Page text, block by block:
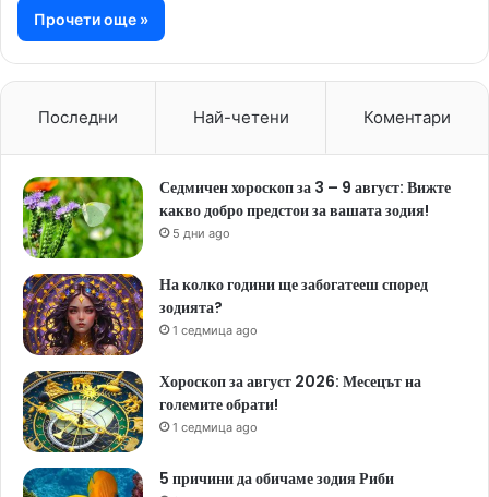
Прочети още »
Последни Най-четени Коментари
Седмичен хороскоп за 3 – 9 август: Вижте
какво добро предстои за вашата зодия!
5 дни ago
На колко години ще забогатееш според
зодията?
1 седмица ago
Хороскоп за август 2026: Месецът на
големите обрати!
1 седмица ago
5 причини да обичаме зодия Риби